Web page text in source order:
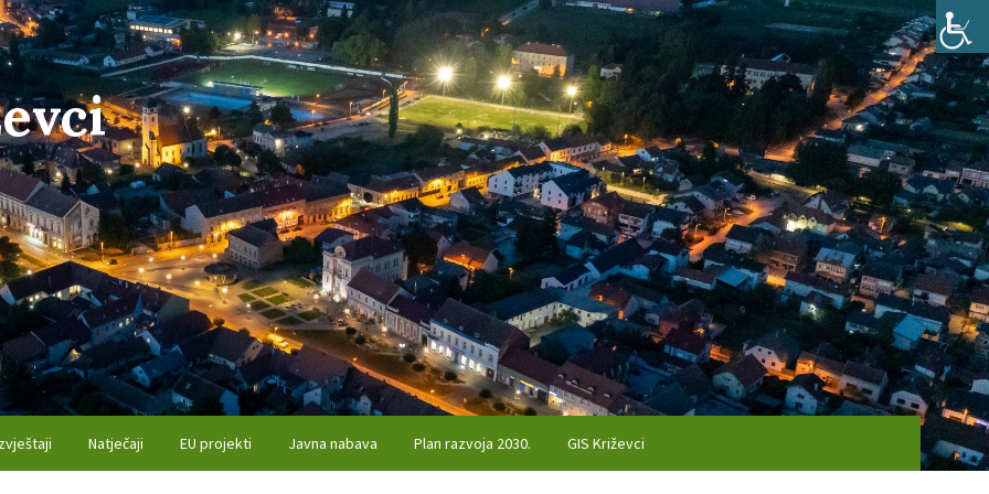
Natječaji EU projekti Javna nabava Plan razvoja 2030. GIS Križevci